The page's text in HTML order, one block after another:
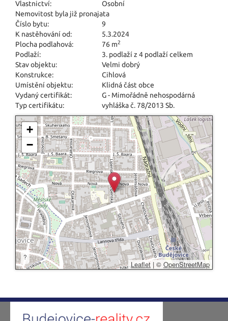
Vlastnictví:
Osobní
Nemovitost byla již pronajata
Číslo bytu:
9
K nastěhování od:
5.3.2024
Plocha podlahová:
76 m2
Podlaží:
3. podlaží z 4 podlaží celkem
Stav objektu:
Velmi dobrý
Konstrukce:
Cihlová
Umístění objektu:
Klidná část obce
Vydaný certifikát:
G - Mimořádně nehospodárná
Typ certifikátu:
vyhláška č. 78/2013 Sb.
+
−
?
Leaflet | © OpenStreetMap